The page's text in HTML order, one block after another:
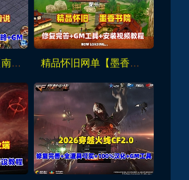
996引擎传奇端游【南派传说】盗墓主题玩法丰富+内置攻略+安装及GM教程 精品怀旧网单【墨香书院】单机版+GM管理工具及注册+安装视频教程